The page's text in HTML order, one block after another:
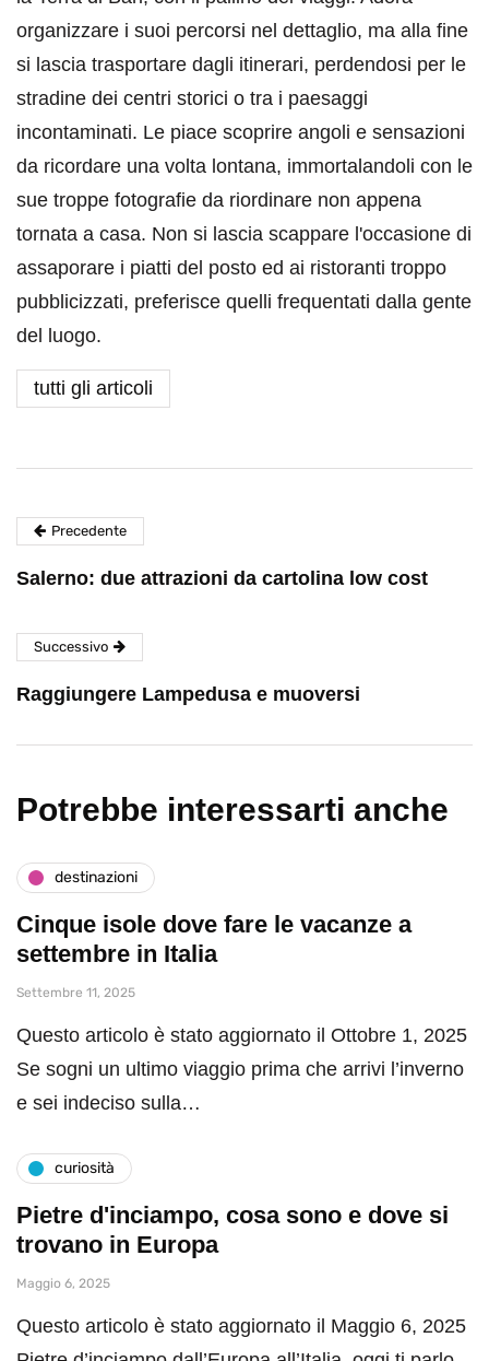
organizzare i suoi percorsi nel dettaglio, ma alla fine
si lascia trasportare dagli itinerari, perdendosi per le
stradine dei centri storici o tra i paesaggi
incontaminati. Le piace scoprire angoli e sensazioni
da ricordare una volta lontana, immortalandoli con le
sue troppe fotografie da riordinare non appena
tornata a casa. Non si lascia scappare l'occasione di
assaporare i piatti del posto ed ai ristoranti troppo
pubblicizzati, preferisce quelli frequentati dalla gente
del luogo.
tutti gli articoli
Precedente
Salerno: due attrazioni da cartolina low cost
Successivo
Raggiungere Lampedusa e muoversi
Potrebbe interessarti anche
destinazioni
Cinque isole dove fare le vacanze a
settembre in Italia
Settembre 11, 2025
Questo articolo è stato aggiornato il Ottobre 1, 2025
Se sogni un ultimo viaggio prima che arrivi l’inverno
e sei indeciso sulla…
curiosità
Pietre d'inciampo, cosa sono e dove si
trovano in Europa
Maggio 6, 2025
Questo articolo è stato aggiornato il Maggio 6, 2025